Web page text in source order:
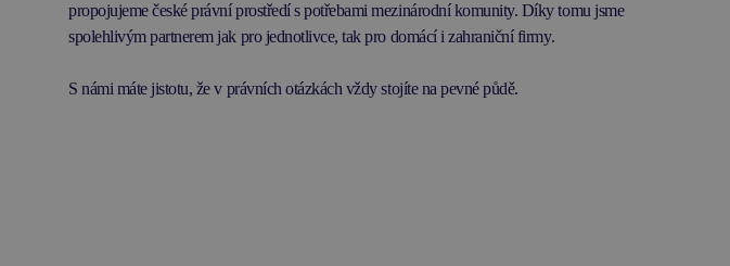
propojujeme české právní prostředí s potřebami mezinárodní komunity. Díky tomu jsme
spolehlivým partnerem jak pro jednotlivce, tak pro domácí i zahraniční firmy.
S námi máte jistotu, že v právních otázkách vždy stojíte na pevné půdě.